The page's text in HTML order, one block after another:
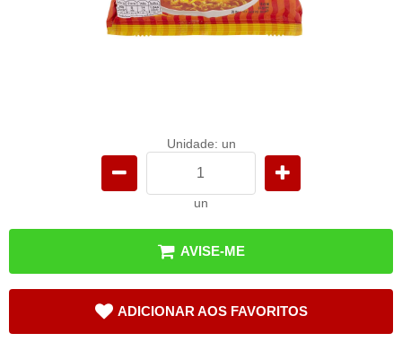
Unidade: un
un
AVISE-ME
ADICIONAR AOS FAVORITOS